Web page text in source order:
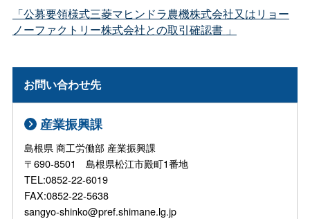
「公募要領様式三菱マヒンドラ農機株式会社又はリョー
ノーファクトリー株式会社との取引確認書 」
お問い合わせ先
産業振興課
島根県 商工労働部 産業振興課
〒690-8501 島根県松江市殿町1番地
TEL:0852-22-6019
FAX:0852-22-5638
sangyo-shinko@pref.shimane.lg.jp